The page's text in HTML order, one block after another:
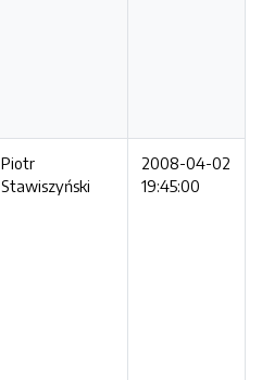
Piotr
Stawiszyński
2008-04-02
19:45:00